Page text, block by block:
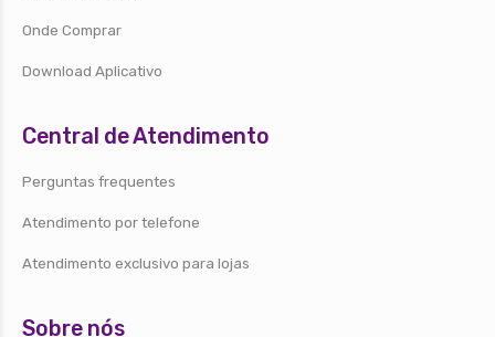
Onde Comprar
Download Aplicativo
Central de Atendimento
Perguntas frequentes
Atendimento por telefone
Atendimento exclusivo para lojas
Sobre nós